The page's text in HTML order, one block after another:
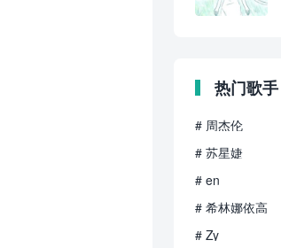
热门歌手
# 周杰伦
# 苏星婕
# en
# 希林娜依高
# Zy